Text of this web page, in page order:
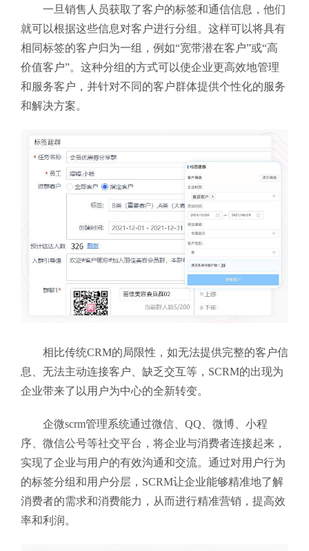
一旦销售人员获取了客户的标签和通信信息，他们
就可以根据这些信息对客户进行分组。这样可以将具有
相同标签的客户归为一组，例如“宽带潜在客户”或“高
价值客户”。这种分组的方式可以使企业更高效地管理
和服务客户，并针对不同的客户群体提供个性化的服务
和解决方案。
相比传统CRM的局限性，如无法提供完整的客户信
息、无法主动连接客户、缺乏交互等，SCRM的出现为
企业带来了以用户为中心的全新转变。
企微scrm管理系统通过微信、QQ、微博、小程
序、微信公号等社交平台，将企业与消费者连接起来，
实现了企业与用户的有效沟通和交流。通过对用户行为
的标签分组和用户分层，SCRM让企业能够精准地了解
消费者的需求和消费能力，从而进行精准营销，提高效
率和利润。